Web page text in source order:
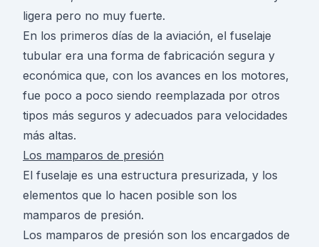
ligera pero no muy fuerte.
En los primeros días de la aviación, el fuselaje
tubular era una forma de fabricación segura y
económica que, con los avances en los motores,
fue poco a poco siendo reemplazada por otros
tipos más seguros y adecuados para velocidades
más altas.
Los mamparos de presión
El fuselaje es una estructura presurizada, y los
elementos que lo hacen posible son los
mamparos de presión.
Los mamparos de presión son los encargados de